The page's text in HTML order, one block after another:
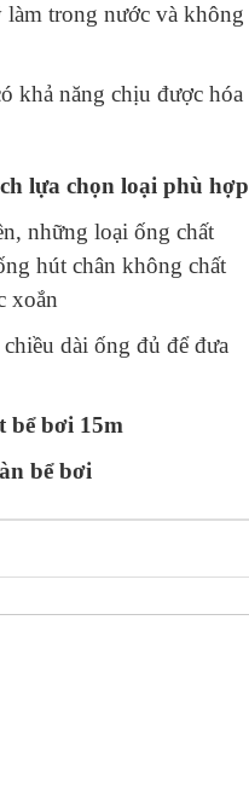
làm trong nước và không
khả năng chịu được hóa
lựa chọn loại phù hợp
những loại ống chất
hút chân không chất
xoắn
dài ống đủ để đưa
bể bơi 15m
bể bơi